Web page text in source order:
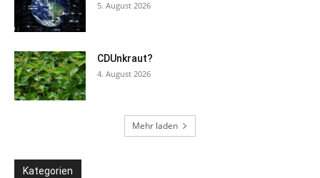
5. August 2026
CDUnkraut?
4. August 2026
Mehr laden
Kategorien